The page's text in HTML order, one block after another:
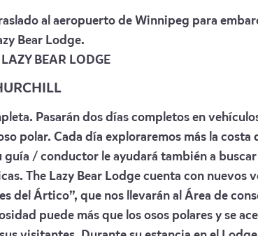
al aeropuerto de Winnipeg para
Bear Lodge.
LAZY BEAR LODGE
Pasarán dos días completos en
polar. Cada día exploraremos más la costa
guía / conductor le ayudará también a
The Lazy Bear Lodge cuenta con nuevos
del Ártico”, que nos llevarán al Área de
puede más que los osos polares y se